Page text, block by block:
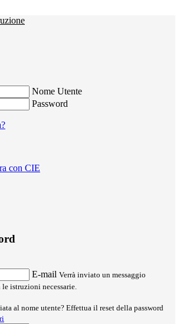
Nome Utente
Password
con CIE
E-mail Verrà inviato un messaggio
istruzioni necessarie.
al nome utente? Effettua il reset della password